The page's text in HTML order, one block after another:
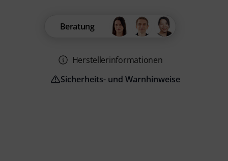
Beratung
Herstellerinformationen
Sicherheits- und Warnhinweise